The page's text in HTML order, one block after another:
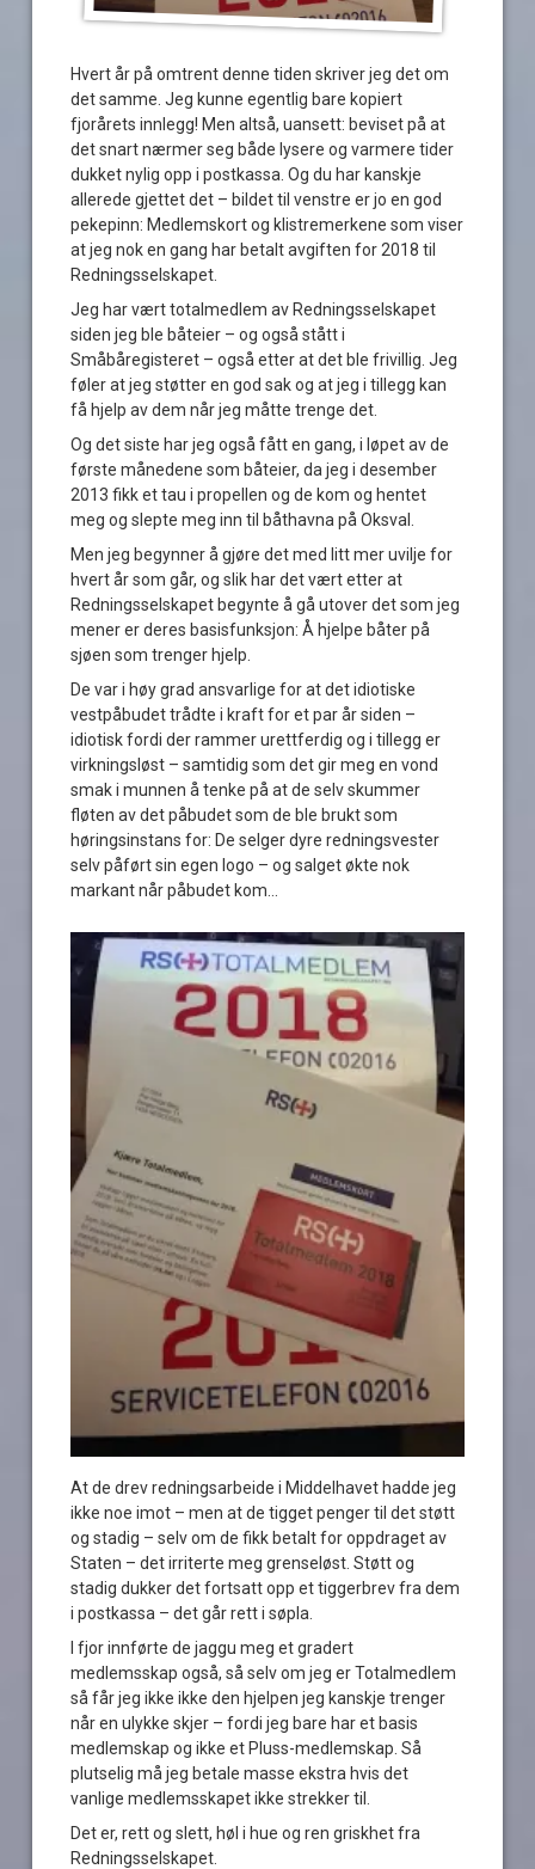
Hvert år på omtrent denne tiden skriver jeg det om
det samme. Jeg kunne egentlig bare kopiert
fjorårets innlegg! Men altså, uansett: beviset på at
det snart nærmer seg både lysere og varmere tider
dukket nylig opp i postkassa. Og du har kanskje
allerede gjettet det – bildet til venstre er jo en god
pekepinn: Medlemskort og klistremerkene som viser
at jeg nok en gang har betalt avgiften for 2018 til
Redningsselskapet.
Jeg har vært totalmedlem av Redningsselskapet
siden jeg ble båteier – og også stått i
Småbåregisteret – også etter at det ble frivillig. Jeg
føler at jeg støtter en god sak og at jeg i tillegg kan
få hjelp av dem når jeg måtte trenge det.
Og det siste har jeg også fått en gang, i løpet av de
første månedene som båteier, da jeg i desember
2013 fikk et tau i propellen og de kom og hentet
meg og slepte meg inn til båthavna på Oksval.
Men jeg begynner å gjøre det med litt mer uvilje for
hvert år som går, og slik har det vært etter at
Redningsselskapet begynte å gå utover det som jeg
mener er deres basisfunksjon: Å hjelpe båter på
sjøen som trenger hjelp.
De var i høy grad ansvarlige for at det idiotiske
vestpåbudet trådte i kraft for et par år siden –
idiotisk fordi der rammer urettferdig og i tillegg er
virkningsløst – samtidig som det gir meg en vond
smak i munnen å tenke på at de selv skummer
fløten av det påbudet som de ble brukt som
høringsinstans for: De selger dyre redningsvester
selv påført sin egen logo – og salget økte nok
markant når påbudet kom…
At de drev redningsarbeide i Middelhavet hadde jeg
ikke noe imot – men at de tigget penger til det støtt
og stadig – selv om de fikk betalt for oppdraget av
Staten – det irriterte meg grenseløst. Støtt og
stadig dukker det fortsatt opp et tiggerbrev fra dem
i postkassa – det går rett i søpla.
I fjor innførte de jaggu meg et gradert
medlemsskap også, så selv om jeg er Totalmedlem
så får jeg ikke ikke den hjelpen jeg kanskje trenger
når en ulykke skjer – fordi jeg bare har et basis
medlemskap og ikke et Pluss-medlemskap. Så
plutselig må jeg betale masse ekstra hvis det
vanlige medlemsskapet ikke strekker til.
Det er, rett og slett, høl i hue og ren griskhet fra
Redningsselskapet.